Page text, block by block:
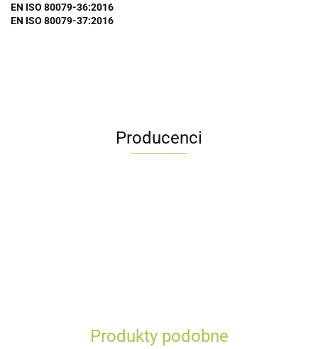
EN ISO 80079-36:2016
EN ISO 80079-37:2016
Producenci
Produkty podobne